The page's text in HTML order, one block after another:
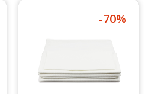
tailles pour s'adapter à-70%